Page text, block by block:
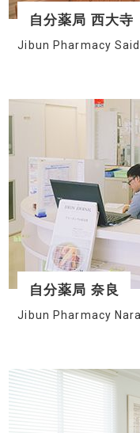
自分薬局 西大寺
Jibun Pharmacy
自分薬局 奈良
Jibun Pharmacy Nara